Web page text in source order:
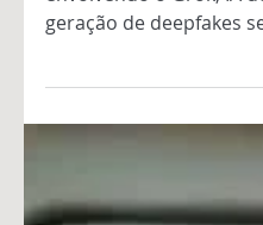
Entenda mais sobre a
geração de deepfakes